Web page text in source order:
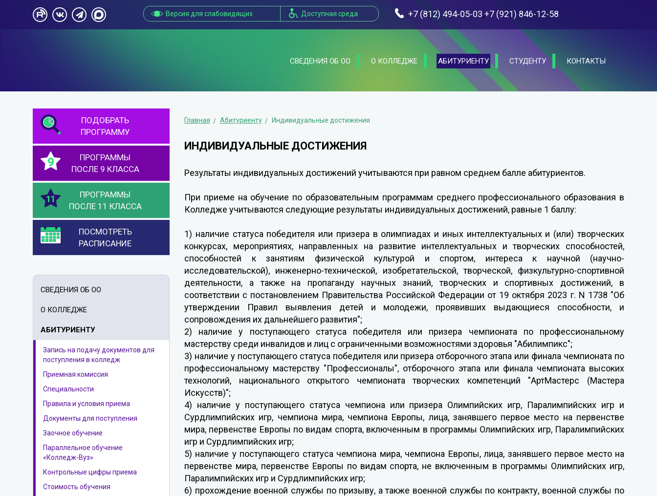
Версия для слабовидящих Доступная среда +7 (812) 494-05-03,+7 (921) 846-12-58
СВЕДЕНИЯ ОБ ОО О КОЛЛЕДЖЕ АБИТУРИЕНТУ СТУДЕНТУ КОНТАКТЫ
ПОДОБРАТЬ
ПРОГРАММУ
ПРОГРАММЫ
ПОСЛЕ 9 КЛАССА
ПРОГРАММЫ
ПОСЛЕ 11 КЛАССА
ПОСМОТРЕТЬ
РАСПИСАНИЕ
СВЕДЕНИЯ ОБ ОО
О КОЛЛЕДЖЕ
АБИТУРИЕНТУ
Запись на подачу документов для
поступления в колледж
Приемная комиссия
Специальности
Правила и условия приема
Документы для поступления
Заочное обучение
Параллельное обучение
«Колледж-Вуз»
Контрольные цифры приема
Стоимость обучения
Главная Абитуриенту Индивидуальные достижения
ИНДИВИДУАЛЬНЫЕ ДОСТИЖЕНИЯ
Результаты индивидуальных достижений учитываются при равном среднем балле абитуриентов.
При приеме на обучение по образовательным программам среднего профессионального образования в
Колледже учитываются следующие результаты индивидуальных достижений, равные 1 баллу:
1) наличие статуса победителя или призера в олимпиадах и иных интеллектуальных и (или) творческих
конкурсах, мероприятиях, направленных на развитие интеллектуальных и творческих способностей,
способностей к занятиям физической культурой и спортом, интереса к научной (научно-
исследовательской), инженерно-технической, изобретательской, творческой, физкультурно-спортивной
деятельности, а также на пропаганду научных знаний, творческих и спортивных достижений, в
соответствии с постановлением Правительства Российской Федерации от 19 октября 2023 г. N 1738 "Об
утверждении Правил выявления детей и молодежи, проявивших выдающиеся способности, и
сопровождения их дальнейшего развития";
2) наличие у поступающего статуса победителя или призера чемпионата по профессиональному
мастерству среди инвалидов и лиц с ограниченными возможностями здоровья "Абилимпикс";
3) наличие у поступающего статуса победителя или призера отборочного этапа или финала чемпионата по
профессиональному мастерству "Профессионалы", отборочного этапа или финала чемпионата высоких
технологий, национального открытого чемпионата творческих компетенций "АртМастерс (Мастера
Искусств)";
4) наличие у поступающего статуса чемпиона или призера Олимпийских игр, Паралимпийских игр и
Сурдлимпийских игр, чемпиона мира, чемпиона Европы, лица, занявшего первое место на первенстве
мира, первенстве Европы по видам спорта, включенным в программы Олимпийских игр, Паралимпийских
игр и Сурдлимпийских игр;
5) наличие у поступающего статуса чемпиона мира, чемпиона Европы, лица, занявшего первое место на
первенстве мира, первенстве Европы по видам спорта, не включенным в программы Олимпийских игр,
Паралимпийских игр и Сурдлимпийских игр;
6) прохождение военной службы по призыву, а также военной службы по контракту, военной службы по